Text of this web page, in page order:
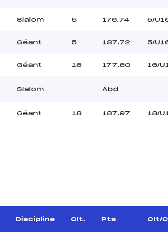
Slalom 5 176.74 5/
Géant 5 187.72 5/
Géant 16 177.60 16/
Slalom Abd
Géant 18 187.97 18/
Discipline Clt. Pts Clt/